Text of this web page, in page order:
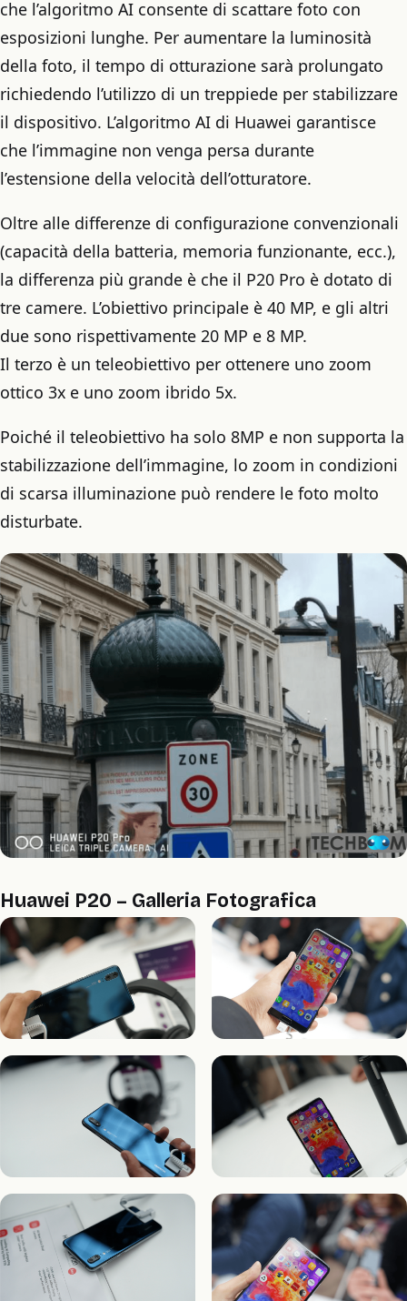
che l’algoritmo AI consente di scattare foto con
esposizioni lunghe. Per aumentare la luminosità
della foto, il tempo di otturazione sarà prolungato
richiedendo l’utilizzo di un treppiede per stabilizzare
il dispositivo. L’algoritmo AI di Huawei garantisce
che l’immagine non venga persa durante
l’estensione della velocità dell’otturatore.
Oltre alle differenze di configurazione convenzionali
(capacità della batteria, memoria funzionante, ecc.),
la differenza più grande è che il P20 Pro è dotato di
tre camere. L’obiettivo principale è 40 MP, e gli altri
due sono rispettivamente 20 MP e 8 MP.
Il terzo è un teleobiettivo per ottenere uno zoom
ottico 3x e uno zoom ibrido 5x.
Poiché il teleobiettivo ha solo 8MP e non supporta la
stabilizzazione dell’immagine, lo zoom in condizioni
di scarsa illuminazione può rendere le foto molto
disturbate.
Huawei P20 – Galleria Fotografica